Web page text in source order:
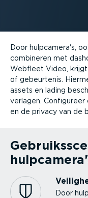
Door hulpcamera's,
combineren met
Webfleet Video,
of gebeurtenis.
assets en lading
verlagen.
en de privacy van de
Door